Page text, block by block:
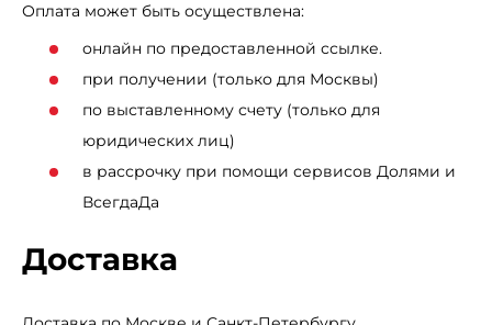
Оплата может быть осуществлена:
онлайн по предоставленной ссылке.
при получении (только для Москвы)
по выставленному счету (только для
юридических лиц)
в рассрочку при помощи сервисов Долями и
ВсегдаДа
Доставка